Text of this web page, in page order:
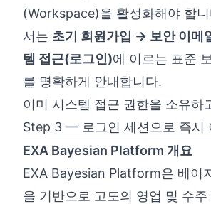
(Workspace)을 활성화해야 합
서는 초기 회원가입 → 보안 이메
템 접근(로그인)에 이르는 표준
를 명확하게 안내합니다.
이미 시스템 접근 권한을 소유하
Step 3 — 로그인 세션으로 즉시
EXA Bayesian Platform 개요
EXA Bayesian Platform은 베이
을 기반으로 고도의 영업 및 수